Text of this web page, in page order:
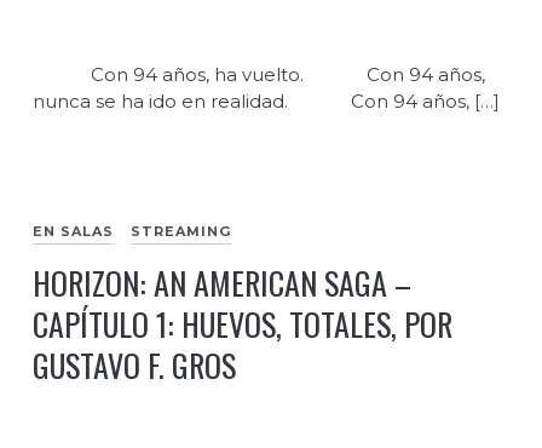
Con 94 años, ha vuelto. Con 94 años,
nunca se ha ido en realidad. Con 94 años, […]
EN SALAS STREAMING
HORIZON: AN AMERICAN SAGA –
CAPÍTULO 1: HUEVOS, TOTALES, POR
GUSTAVO F. GROS